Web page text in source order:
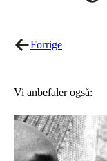
on
Forrige
Vi anbefaler også: